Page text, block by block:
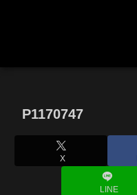
P1170747
X
LINE